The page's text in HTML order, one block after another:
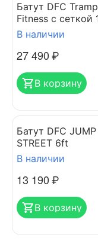
Батут DFC
Fitness с сеткой
В наличии
27 490₽
В корзину
Батут DFC JUMP
STREET 6ft
В наличии
13 190₽
В корзину